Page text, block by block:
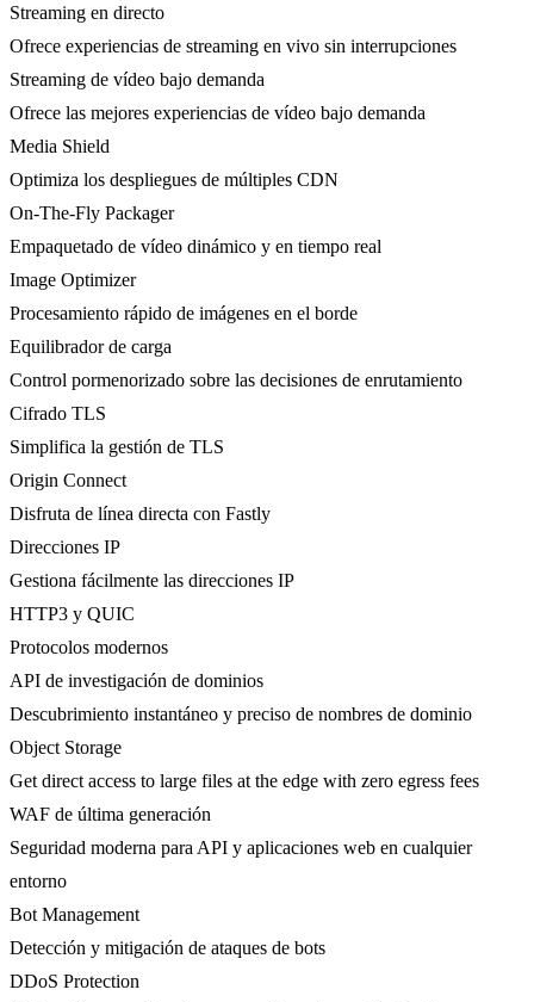
Streaming en directo
Ofrece experiencias de streaming en vivo sin interrupciones
Streaming de vídeo bajo demanda
Ofrece las mejores experiencias de vídeo bajo demanda
Media Shield
Optimiza los despliegues de múltiples CDN
On-The-Fly Packager
Empaquetado de vídeo dinámico y en tiempo real
Image Optimizer
Procesamiento rápido de imágenes en el borde
Equilibrador de carga
Control pormenorizado sobre las decisiones de enrutamiento
Cifrado TLS
Simplifica la gestión de TLS
Origin Connect
Disfruta de línea directa con Fastly
Direcciones IP
Gestiona fácilmente las direcciones IP
HTTP3 y QUIC
Protocolos modernos
API de investigación de dominios
Descubrimiento instantáneo y preciso de nombres de dominio
Object Storage
Get direct access to large files at the edge with zero egress fees
WAF de última generación
Seguridad moderna para API y aplicaciones web en cualquier
entorno
Bot Management
Detección y mitigación de ataques de bots
DDoS Protection